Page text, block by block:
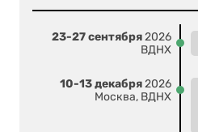
23-27 сентября2026
ВДНХ
10-13 декабря2026
Москва, ВДНХ